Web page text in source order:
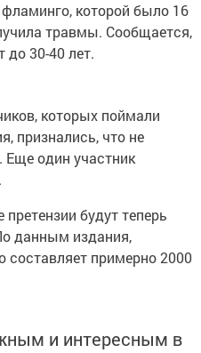
которой было 16
травмы. Сообщается,
30-40 лет.
которых поймали
признались, что не
один участник
будут теперь
данным издания,
составляет примерно 2000
и интересным в